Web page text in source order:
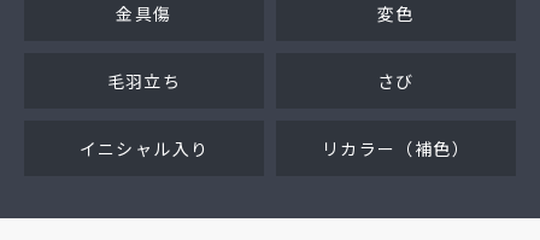
金具傷 変色
毛羽立ち さび
イニシャル入り リカラー（補色）